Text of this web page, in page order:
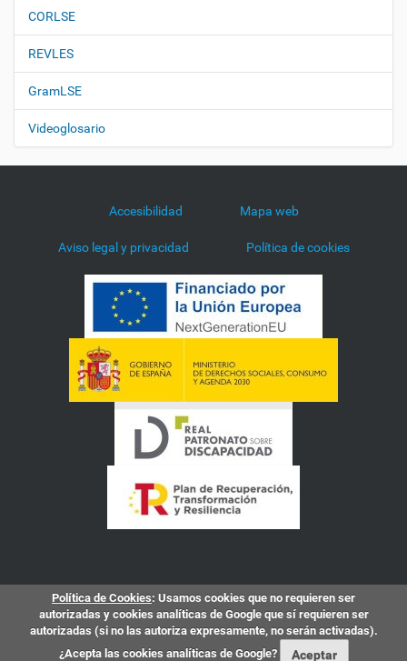
CORLSE
REVLES
GramLSE
Videoglosario
Accesibilidad Mapa web
Aviso legal y privacidad Política de cookies
Política de Cookies: Usamos cookies que no requieren ser
autorizadas y cookies analíticas de Google que sí requieren ser
autorizadas (si no las autoriza expresamente, no serán activadas).
¿Acepta las cookies analíticas de Google?
Aceptar